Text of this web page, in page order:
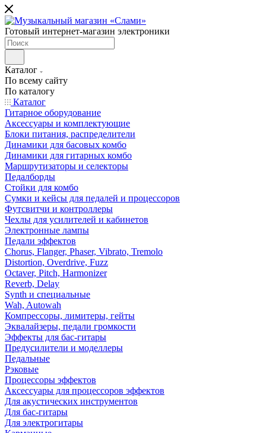
Готовый интернет-магазин электроники
Каталог
По всему сайту
По каталогу
Каталог
Гитарное оборудование
Аксессуары и комплектующие
Блоки питания, распределители
Динамики для басовых комбо
Динамики для гитарных комбо
Маршрутизаторы и селекторы
Педалборды
Стойки для комбо
Сумки и кейсы для педалей и процессоров
Футсвитчи и контроллеры
Чехлы для усилителей и кабинетов
Электронные лампы
Педали эффектов
Chorus, Flanger, Phaser, Vibrato, Tremolo
Distortion, Overdrive, Fuzz
Octaver, Pitch, Harmonizer
Reverb, Delay
Synth и специальные
Wah, Autowah
Компрессоры, лимитеры, гейты
Эквалайзеры, педали громкости
Эффекты для бас-гитары
Предусилители и моделлеры
Педальные
Рэковые
Процессоры эффектов
Аксессуары для процессоров эффектов
Для акустических инструментов
Для бас-гитары
Для электрогитары